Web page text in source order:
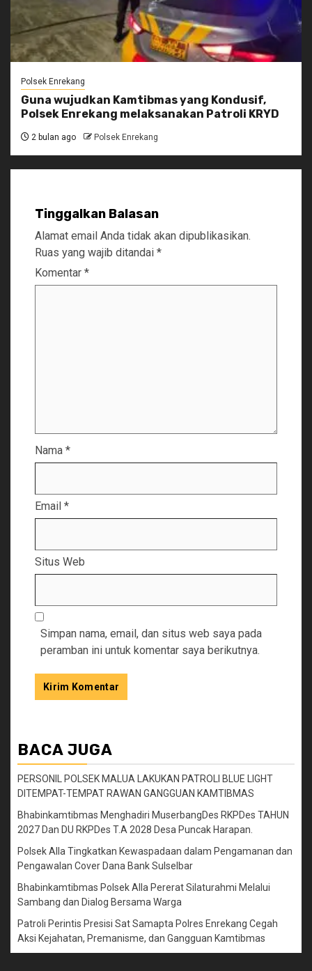
Polsek Enrekang
Guna wujudkan Kamtibmas yang Kondusif,
Polsek Enrekang melaksanakan Patroli KRYD
2 bulan ago Polsek Enrekang
Tinggalkan Balasan
Alamat email Anda tidak akan dipublikasikan.
Ruas yang wajib ditandai *
Komentar *
Nama *
Email *
Situs Web
Simpan nama, email, dan situs web saya pada
peramban ini untuk komentar saya berikutnya.
BACA JUGA
PERSONIL POLSEK MALUA LAKUKAN PATROLI BLUE LIGHT
DITEMPAT-TEMPAT RAWAN GANGGUAN KAMTIBMAS
Bhabinkamtibmas Menghadiri MuserbangDes RKPDes TAHUN
2027 Dan DU RKPDes T.A 2028 Desa Puncak Harapan.
Polsek Alla Tingkatkan Kewaspadaan dalam Pengamanan dan
Pengawalan Cover Dana Bank Sulselbar
Bhabinkamtibmas Polsek Alla Pererat Silaturahmi Melalui
Sambang dan Dialog Bersama Warga
Patroli Perintis Presisi Sat Samapta Polres Enrekang Cegah
Aksi Kejahatan, Premanisme, dan Gangguan Kamtibmas